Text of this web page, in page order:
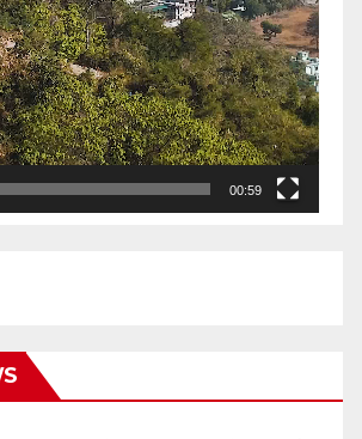
00:59